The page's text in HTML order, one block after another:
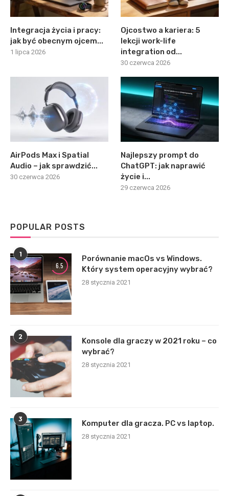
Integracja życia i pracy:
jak być obecnym ojcem...
1 lipca 2026
Ojcostwo a kariera: 5
lekcji work-life
integration od...
30 czerwca 2026
AirPods Max i Spatial
Audio – jak sprawdzić...
30 czerwca 2026
Najlepszy prompt do
ChatGPT: jak naprawić
życie i...
29 czerwca 2026
POPULAR POSTS
1
6.5
Porównanie macOs vs Windows.
Który system operacyjny wybrać?
28 stycznia 2021
2
Konsole dla graczy w 2021 roku – co
wybrać?
28 stycznia 2021
3
Komputer dla gracza. PC vs laptop.
28 stycznia 2021